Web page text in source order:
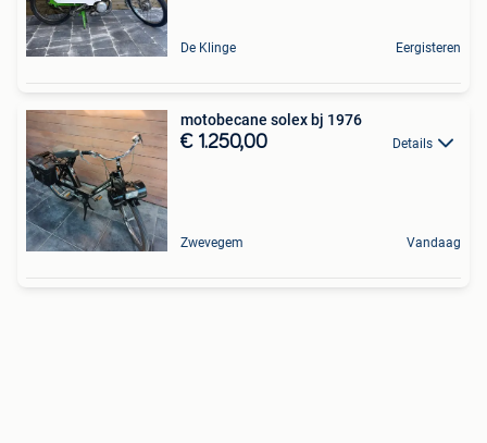
De Klinge Eergisteren
motobecane solex bj 1976
€ 1.250,00 Details
Zwevegem Vandaag